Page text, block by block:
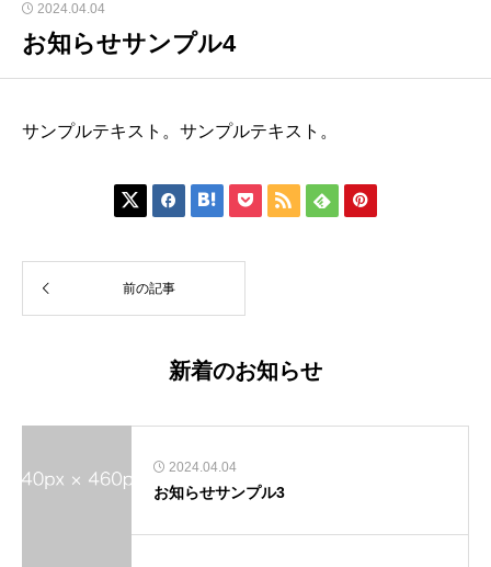
2024.04.04
お知らせサンプル4
サンプルテキスト。サンプルテキスト。
      
前の記事
新着のお知らせ
2024.04.04
お知らせサンプル3